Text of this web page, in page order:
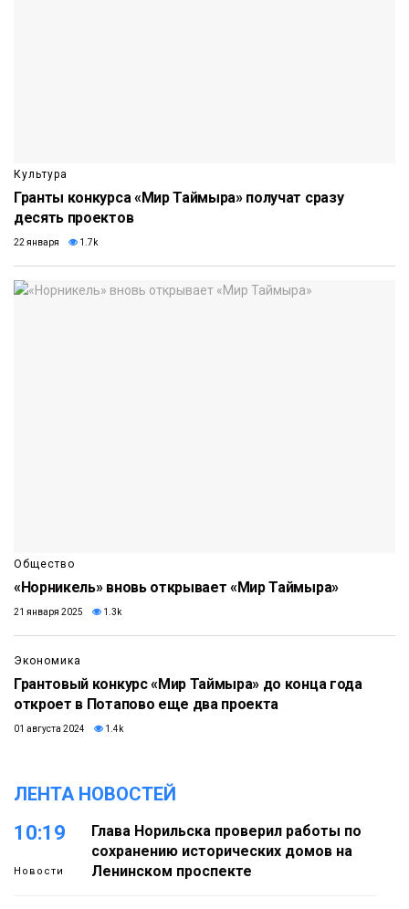
Культура
Гранты конкурса «Мир Таймыра» получат сразу
десять проектов
22 января 1.7k
Общество
«Норникель» вновь открывает «Мир Таймыра»
21 января 2025 1.3k
Экономика
Грантовый конкурс «Мир Таймыра» до конца года
откроет в Потапово еще два проекта
01 августа 2024 1.4k
ЛЕНТА НОВОСТЕЙ
10:19
Новости
Глава Норильска проверил работы по
сохранению исторических домов на
Ленинском проспекте